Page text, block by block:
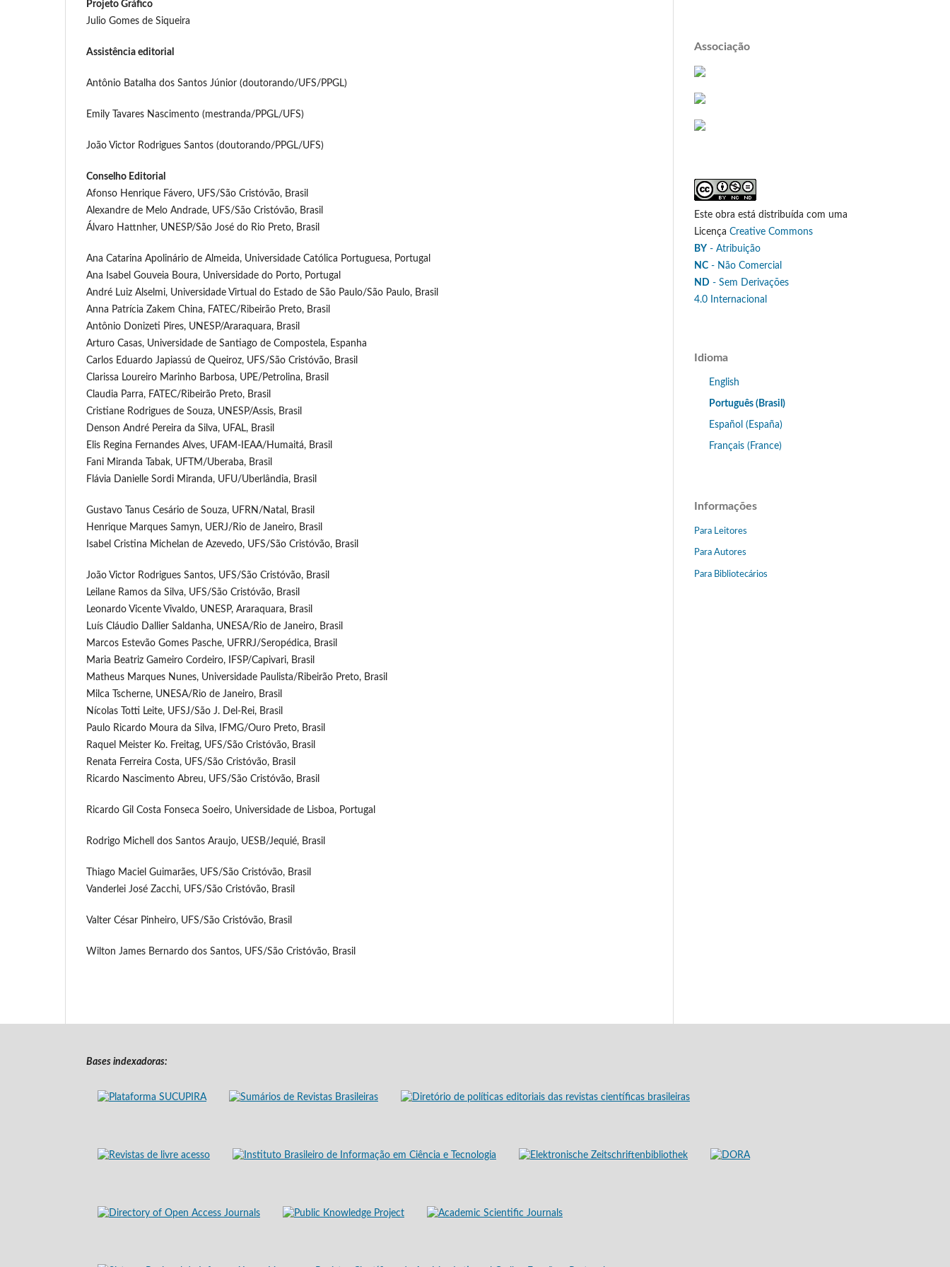
Projeto Gráfico
Julio Gomes de Siqueira
Assistência editorial
Antônio Batalha dos Santos Júnior (doutorando/UFS/PPGL)
Emily Tavares Nascimento (mestranda/PPGL/UFS)
João Victor Rodrigues Santos (doutorando/PPGL/UFS)
Conselho Editorial
Afonso Henrique Fávero, UFS/São Cristóvão, Brasil
Alexandre de Melo Andrade, UFS/São Cristóvão, Brasil
Álvaro Hattnher, UNESP/São José do Rio Preto, Brasil
Ana Catarina Apolinário de Almeida, Universidade Católica Portuguesa, Portugal
Ana Isabel Gouveia Boura, Universidade do Porto, Portugal
André Luiz Alselmi, Universidade Virtual do Estado de São Paulo/São Paulo, Brasil
Anna Patrícia Zakem China, FATEC/Ribeirão Preto, Brasil
Antônio Donizeti Pires, UNESP/Araraquara, Brasil
Arturo Casas, Universidade de Santiago de Compostela, Espanha
Carlos Eduardo Japiassú de Queiroz, UFS/São Cristóvão, Brasil
Clarissa Loureiro Marinho Barbosa, UPE/Petrolina, Brasil
Claudia Parra, FATEC/Ribeirão Preto, Brasil
Cristiane Rodrigues de Souza, UNESP/Assis, Brasil
Denson André Pereira da Silva, UFAL, Brasil
Elis Regina Fernandes Alves, UFAM-IEAA/Humaitá, Brasil
Fani Miranda Tabak, UFTM/Uberaba, Brasil
Flávia Danielle Sordi Miranda, UFU/Uberlândia, Brasil
Gustavo Tanus Cesário de Souza, UFRN/Natal, Brasil
Henrique Marques Samyn, UERJ/Rio de Janeiro, Brasil
Isabel Cristina Michelan de Azevedo, UFS/São Cristóvão, Brasil
João Victor Rodrigues Santos, UFS/São Cristóvão, Brasil
Leilane Ramos da Silva, UFS/São Cristóvão, Brasil
Leonardo Vicente Vivaldo, UNESP, Araraquara, Brasil
Luís Cláudio Dallier Saldanha, UNESA/Rio de Janeiro, Brasil
Marcos Estevão Gomes Pasche, UFRRJ/Seropédica, Brasil
Maria Beatriz Gameiro Cordeiro, IFSP/Capivari, Brasil
Matheus Marques Nunes, Universidade Paulista/Ribeirão Preto, Brasil
Milca Tscherne, UNESA/Rio de Janeiro, Brasil
Nícolas Totti Leite, UFSJ/São J. Del-Rei, Brasil
Paulo Ricardo Moura da Silva, IFMG/Ouro Preto, Brasil
Raquel Meister Ko. Freitag, UFS/São Cristóvão, Brasil
Renata Ferreira Costa, UFS/São Cristóvão, Brasil
Ricardo Nascimento Abreu, UFS/São Cristóvão, Brasil
Ricardo Gil Costa Fonseca Soeiro, Universidade de Lisboa, Portugal
Rodrigo Michell dos Santos Araujo, UESB/Jequié, Brasil
Thiago Maciel Guimarães, UFS/São Cristóvão, Brasil
Vanderlei José Zacchi, UFS/São Cristóvão, Brasil
Valter César Pinheiro, UFS/São Cristóvão, Brasil
Wilton James Bernardo dos Santos, UFS/São Cristóvão, Brasil
Associação
Este obra está distribuída com uma
Licença Creative Commons
BY - Atribuição
NC - Não Comercial
ND - Sem Derivações
4.0 Internacional
Idioma
English
Português (Brasil)
Español (España)
Français (France)
Informações
Para Leitores
Para Autores
Para Bibliotecários
Bases indexadoras: